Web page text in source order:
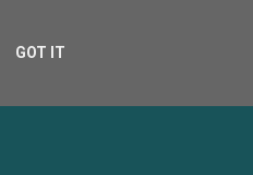
GOT IT